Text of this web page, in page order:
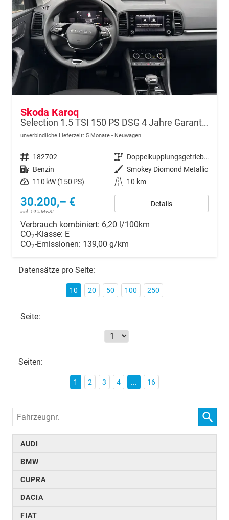
Skoda Karoq
Selection 1.5 TSI 150 PS DSG 4 Jahre Garantie-Anhängerkupplung-Keyless Start-AppleCarPlay-AndroidAuto-Sunset-Tempomat-2-Zonen-Klima-16''Alu
unverbindliche Lieferzeit: 5 Monate Neuwagen
Fahrzeugnr. 182702 Getriebe
Doppelkupplungsgetriebe (DSG)
Kraftstoff Benzin Außenfarbe Smokey Diomond Metallic
Leistung 110 kW (150 PS) Kilometerstand 10 km
30.200,– €
incl. 19% MwSt.
Details
Verbrauch kombiniert: 6,20 l/100km
CO2-Klasse: E
CO2-Emissionen: 139,00 g/km
Datensätze pro Seite:
10 20 50 100 250
Seite:
Seiten:
1 2 3 4 ... 16
Fahrzeugnr.
AUDI
BMW
CUPRA
DACIA
FIAT